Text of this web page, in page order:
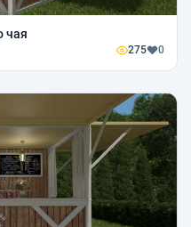
чая
275 0